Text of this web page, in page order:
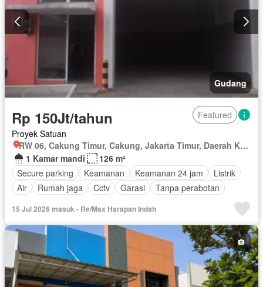
Gudang
Rp 150Jt/tahun
Featured
Proyek Satuan
RW 06, Cakung Timur, Cakung, Jakarta Timur, Daerah Khusus Ibukota Jakarta
1 Kamar mandi
126 m²
Secure parking
Keamanan Keamanan 24 jam
Listrik
Air
Rumah jaga Cctv Garasi Tanpa perabotan
15 Jul 2026 masuk - Re/Max Harapan Indah